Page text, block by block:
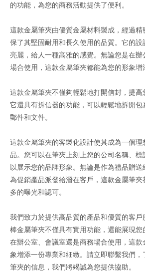
的功能，為您的商務活動提供了便利。
這款金屬筆夾由優質金屬材料製成，經過
保了其堅固耐用和長久使用的品質。它的
亮麗，給人一種高雅的感覺。無論您是在辦
場合使用，這款金屬筆夾都能為您的形象增
這款金屬筆夾不僅夠輕鬆地打開信封，提高
它還具有拆信器的功能，可以輕鬆地拆開包
郵件和文件。
這款金屬筆夾的客製化設計使其成為一個理
品。您可以在筆夾上刻上您的公司名稱、標
以展示您的品牌形象。無論是作為禮品贈
為促銷產品派發給潛在客戶，這款金屬筆夾
多的曝光和認可。
我們致力於提供高品質的產品和優質的客
棒金屬筆夾不僅具有實用功能，還能展現您
在辦公室、會議室還是商務場合使用，這
象增添一份專業和細緻。請立即聯繫我們
筆夾的信息，我們將竭誠為您提供協助。